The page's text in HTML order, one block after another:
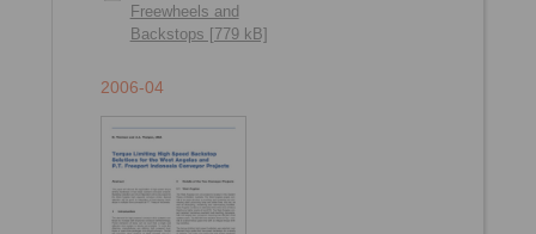
Freewheels and
Backstops [779 kB]
2006-04